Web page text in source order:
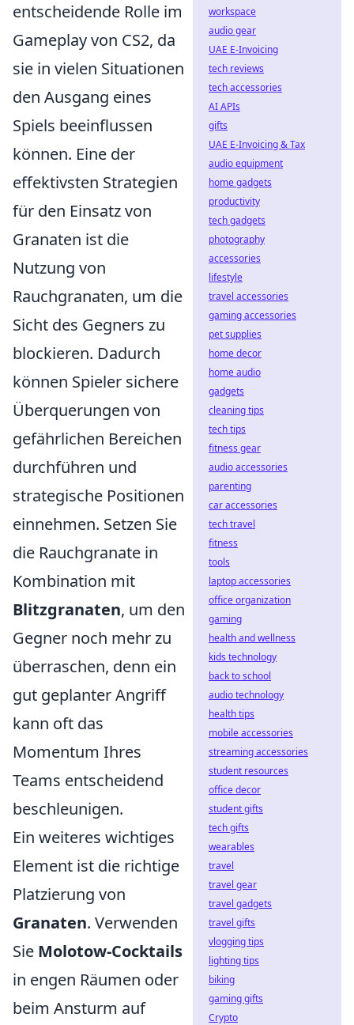
entscheidende Rolle im
Gameplay von CS2, da
sie in vielen Situationen
den Ausgang eines
Spiels beeinflussen
können. Eine der
effektivsten Strategien
für den Einsatz von
Granaten ist die
Nutzung von
Rauchgranaten, um die
Sicht des Gegners zu
blockieren. Dadurch
können Spieler sichere
Überquerungen von
gefährlichen Bereichen
durchführen und
strategische Positionen
einnehmen. Setzen Sie
die Rauchgranate in
Kombination mit
Blitzgranaten, um den
Gegner noch mehr zu
überraschen, denn ein
gut geplanter Angriff
kann oft das
Momentum Ihres
Teams entscheidend
beschleunigen.
Ein weiteres wichtiges
Element ist die richtige
Platzierung von
Granaten. Verwenden
Sie Molotow-Cocktails
in engen Räumen oder
beim Ansturm auf
workspace
audio gear
UAE E-Invoicing
tech reviews
tech accessories
AI APIs
gifts
UAE E-Invoicing & Tax
audio equipment
home gadgets
productivity
tech gadgets
photography
accessories
lifestyle
travel accessories
gaming accessories
pet supplies
home decor
home audio
gadgets
cleaning tips
tech tips
fitness gear
audio accessories
parenting
car accessories
tech travel
fitness
tools
laptop accessories
office organization
gaming
health and wellness
kids technology
back to school
audio technology
health tips
mobile accessories
streaming accessories
student resources
office decor
student gifts
tech gifts
wearables
travel
travel gear
travel gadgets
travel gifts
vlogging tips
lighting tips
biking
gaming gifts
Crypto